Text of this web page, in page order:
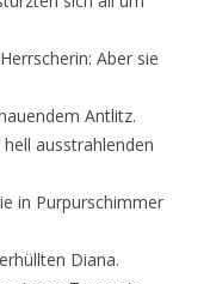
Aber sie
Antlitz.
ausstrahlenden
in Purpurschimmer
Diana.